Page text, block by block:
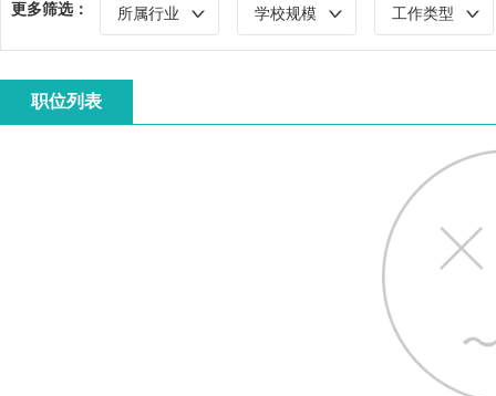
更多筛选： 所属行业 学校规模 工作类型
职位列表